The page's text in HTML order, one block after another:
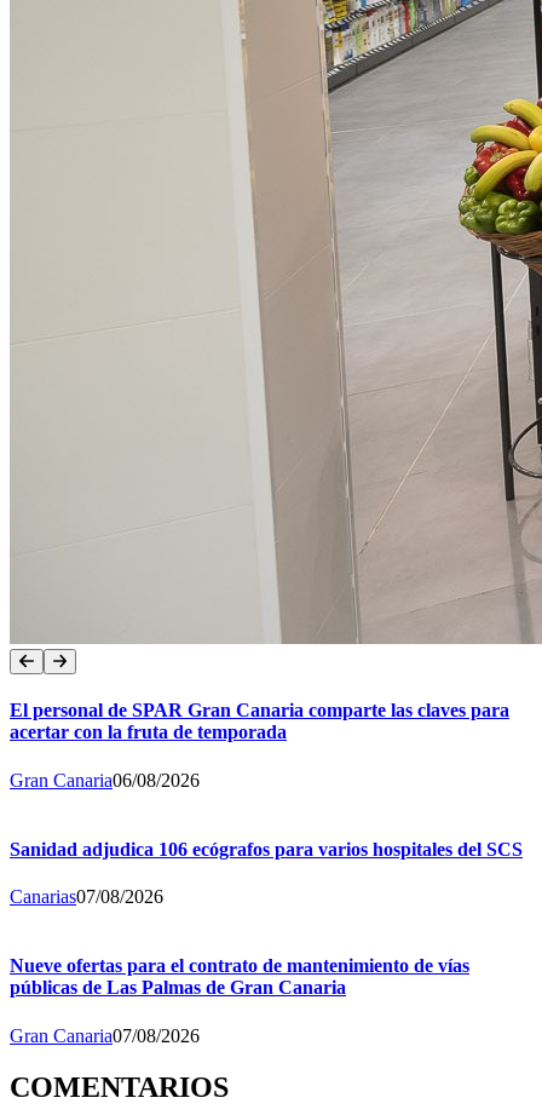
El personal de SPAR Gran Canaria comparte las claves para
acertar con la fruta de temporada
Gran Canaria06/08/2026
Sanidad adjudica 106 ecógrafos para varios hospitales del SCS
Canarias07/08/2026
Nueve ofertas para el contrato de mantenimiento de vías
públicas de Las Palmas de Gran Canaria
Gran Canaria07/08/2026
COMENTARIOS